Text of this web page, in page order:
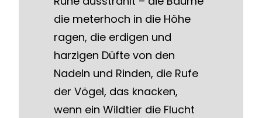
die meterhoch in die Höhe
ragen, die erdigen und
harzigen Düfte von den
Nadeln und Rinden, die Rufe
der Vögel, das knacken,
wenn ein Wildtier die Flucht